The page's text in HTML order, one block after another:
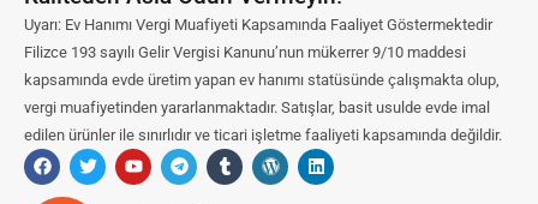
Uyarı: Ev Hanımı Vergi Muafiyeti Kapsamında Faaliyet Göstermektedir
Filizce 193 sayılı Gelir Vergisi Kanunu’nun mükerrer 9/10 maddesi
kapsamında evde üretim yapan ev hanımı statüsünde çalışmakta olup,
vergi muafiyetinden yararlanmaktadır. Satışlar, basit usulde evde imal
edilen ürünler ile sınırlıdır ve ticari işletme faaliyeti kapsamında değildir.